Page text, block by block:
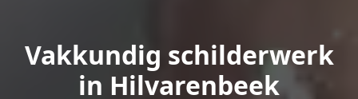
Vakkundig schilderwerk
in Hilvarenbeek